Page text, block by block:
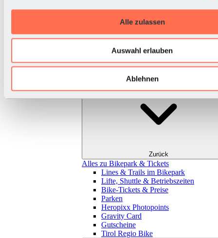
Alle zulassen
Auswahl erlauben
Ablehnen
Zurück
Alles zu Bikepark & Tickets
Lines & Trails im Bikepark
Lifte, Shuttle & Betriebszeiten
Bike-Tickets & Preise
Parken
Heropixx Photopoints
Gravity Card
Gutscheine
Tirol Regio Bike